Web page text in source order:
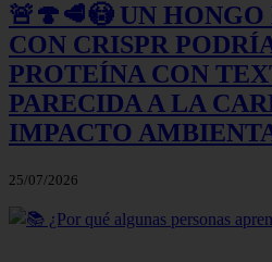
🚨🍄🥩😳 UN
CON CRISPR
PROTEÍNA CON
PARECIDA A LA
IMPACTO
25/07/2026